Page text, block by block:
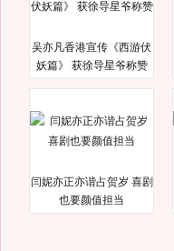
吴亦凡香港宣传《西游伏
妖篇》 获徐导星爷称赞
闫妮亦正亦谐占贺岁 喜剧
也要颜值担当